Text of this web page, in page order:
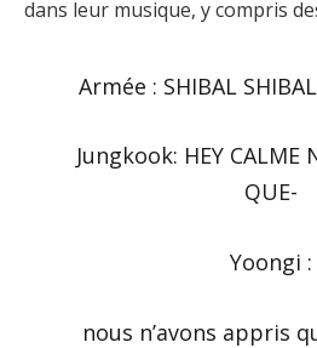
dans leur musique, y compris
Armée : SHIBAL
Jungkook: HEY CALME
QUE-
Yoongi :
nous n’avons appris